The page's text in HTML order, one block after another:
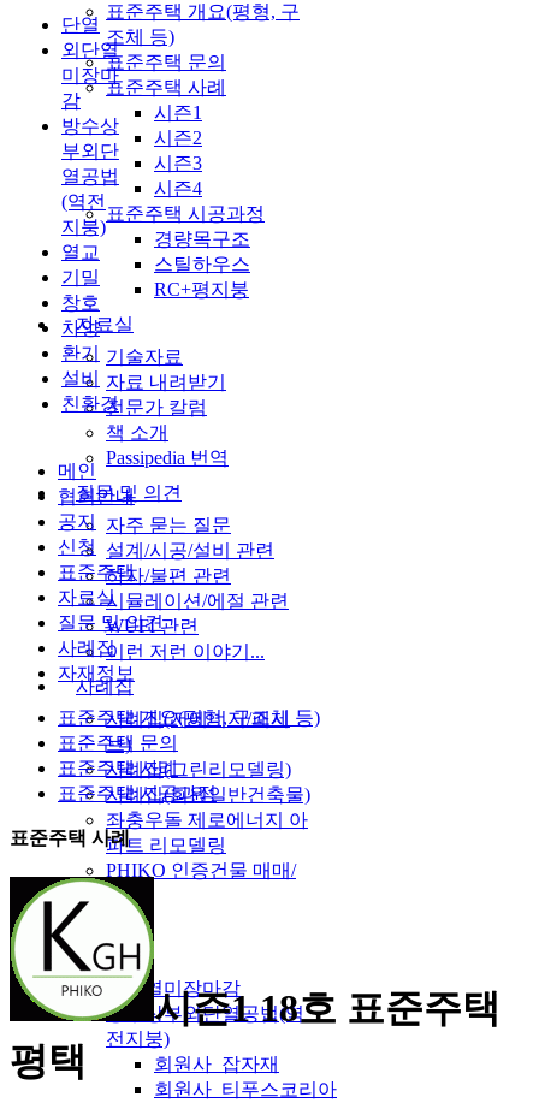
표준주택 개요(평형, 구
조체 등)
표준주택 문의
표준주택 사례
시즌1
시즌2
시즌3
시즌4
표준주택 시공과정
경량목구조
스틸하우스
RC+평지붕
자료실
기술자료
자료 내려받기
전문가 칼럼
책 소개
Passipedia 번역
질문 및 의견
자주 묻는 질문
설계/시공/설비 관련
하자/불편 관련
시뮬레이션/에절 관련
WUFI 관련
이런 저런 이야기...
사례집
사례집(저에너지/패시
브)
사례집(그린리모델링)
사례집(회원일반건축물)
좌충우돌 제로에너지 아
파트 리모델링
PHIKO 인증건물 매매/
임대
자재정보
단열
외단열미장마감
방수상부외단열공법(역
전지붕)
회원사_잡자재
회원사_티푸스코리아
단열
외단열
미장마
감
방수상
부외단
열공법
(역전
지붕)
열교
기밀
창호
차양
환기
설비
친환경
메인
협회안내
공지
신청
표준주택
자료실
질문 및 의견
사례집
자재정보
표준주택 개요(평형, 구조체 등)
표준주택 문의
표준주택 사례
표준주택 시공과정
표준주택 사례
시즌1 18호 표준주택
평택